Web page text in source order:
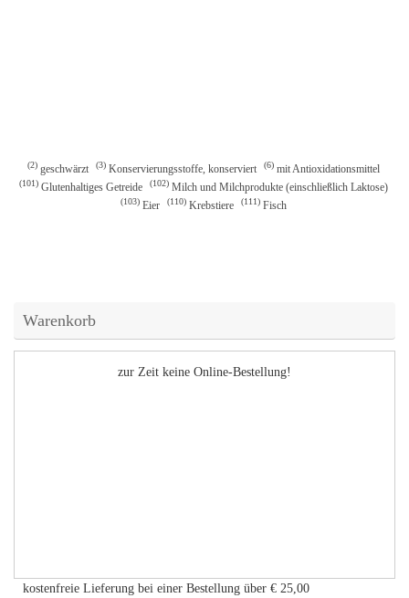
2 geschwärzt 3 Konservierungsstoffe, konserviert 6 mit Antioxidationsmittel
101 Glutenhaltiges Getreide 102 Milch und Milchprodukte (einschließlich Laktose)
103 Eier 110 Krebstiere 111 Fisch
Warenkorb
zur Zeit keine Online-Bestellung!
kostenfreie Lieferung bei einer Bestellung über € 25,00